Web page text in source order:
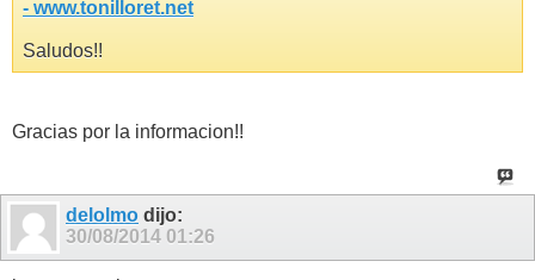
- www.tonilloret.net
Saludos!!
Gracias por la informacion!!
delolmo dijo:
30/08/2014 01:26